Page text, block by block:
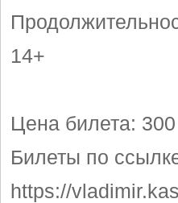
14+
Цена билета:
Билеты по
https://